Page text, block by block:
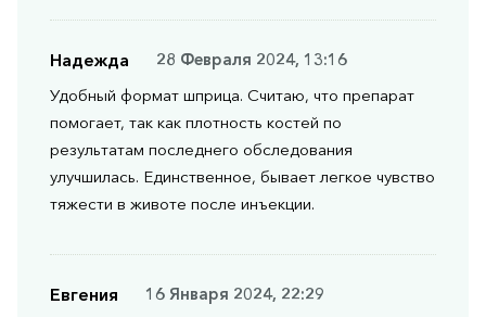
Надежда
28 Февраля 2024, 13:16
Удобный формат шприца. Считаю, что препарат
помогает, так как плотность костей по
результатам последнего обследования
улучшилась. Единственное, бывает легкое чувство
тяжести в животе после инъекции.
Евгения
16 Января 2024, 22:29